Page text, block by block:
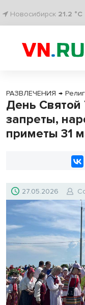
Новосибирск 21.2 °C
РАЗВЛЕЧЕНИЯ →
День
запреты,
приметы 31
27.05.2026